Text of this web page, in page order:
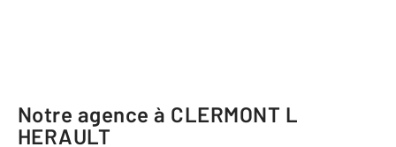
Notre agence à CLERMONT L
HERAULT